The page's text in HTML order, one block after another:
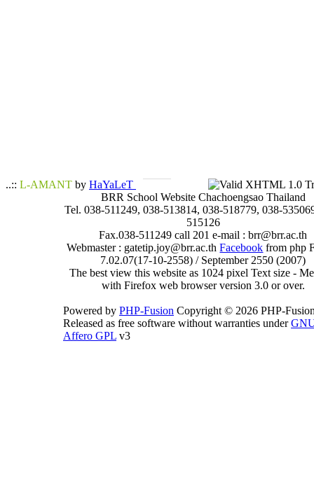
..:: L-AMANT by HaYaLeT
BRR School Website Chachoengsao Thailand
Tel. 038-511249, 038-513814, 038-518779, 038-
515126
Fax.038-511249 call 201 e-mail : brr@brr.ac.th
Webmaster : gatetip.joy@brr.ac.thFacebook from php
7.02.07(17-10-2558) / September 2550 (2007)
The best view this website as 1024 pixel Text size -
with Firefox web browser version 3.0 or over.
Powered by PHP-Fusion Copyright © 2026 PHP-
Released as free software without warranties under
Affero GPL v3